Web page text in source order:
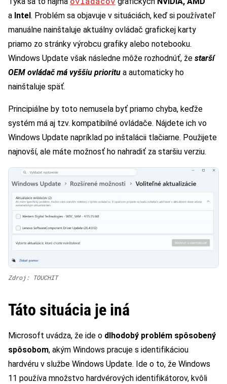
a Intel. Problém sa objavuje v situáciách, keď si používateľ
manuálne nainštaluje aktuálny ovládač grafickej karty
priamo zo stránky výrobcu grafiky alebo notebooku.
Windows Update však následne môže rozhodnúť, že starší
OEM ovládač má vyššiu prioritu a automaticky ho
nainštaluje späť.
Principiálne by toto nemusela byť priamo chyba, keďže
systém má aj tzv. kompatibilné ovládače. Nájdete ich vo
Windows Update napríklad po inštalácii tlačiarne. Použijete
najnovší, ale máte možnosť ho nahradiť za staršiu verziu.
Zdroj: TOUCHIT
Táto situácia je iná
Microsoft uvádza, že ide o dlhodobý problém spôsobený
spôsobom, akým Windows pracuje s identifikáciou
hardvéru v službe Windows Update. Ide o to, že Windows
11 používa množstvo hardvérových identifikátorov, kvôli